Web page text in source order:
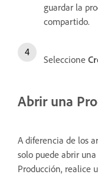
guardar la
compartido.
Seleccione
Abrir una
A diferencia de los
solo puede abrir
Producción, realice